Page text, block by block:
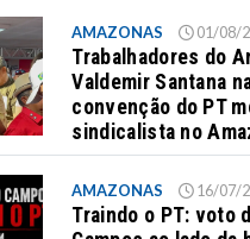
AMAZONAS 01/08/
Trabalhadores do
Valdemir Santana
convenção do PT
sindicalista no
AMAZONAS 16/07/
Traindo o PT: voto